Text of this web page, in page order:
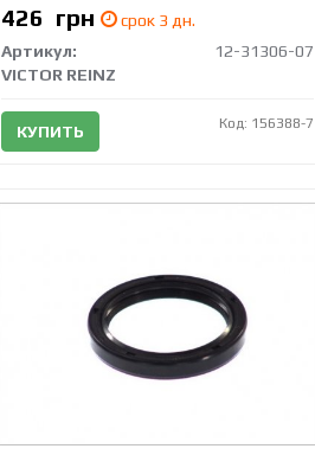
426 грн
срок 3 дн.
Артикул:
12-31306-07
VICTOR REINZ
КУПИТЬ Код: 156388-7